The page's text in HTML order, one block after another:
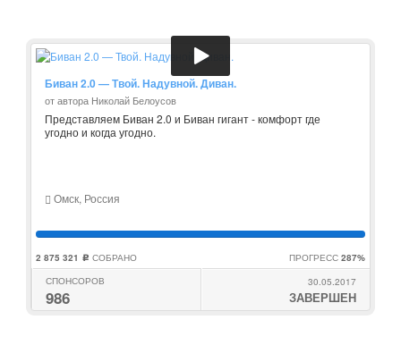
Биван 2.0 — Твой. Надувной. Диван.
от автора Николай Белоусов
Представляем Биван 2.0 и Биван гигант - комфорт где
угодно и когда угодно.
Омск, Россия
2 875 321 c СОБРАНО ПРОГРЕСС 287%
СПОНСОРОВ
986
30.05.2017
ЗАВЕРШЕН